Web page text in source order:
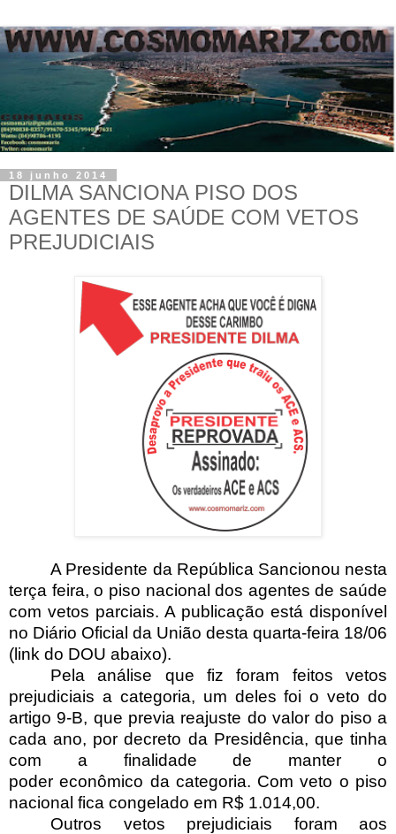
18 junho 2014
DILMA SANCIONA PISO DOS
AGENTES DE SAÚDE COM VETOS
PREJUDICIAIS
A Presidente da República Sancionou nesta
terça feira, o piso nacional dos agentes de saúde
com vetos parciais. A publicação está disponível
no Diário Oficial da União desta quarta-feira 18/06
(link do DOU abaixo).
Pela análise que fiz foram feitos vetos
prejudiciais a categoria, um deles foi o veto do
artigo 9-B, que previa reajuste do valor do piso a
cada ano, por decreto da Presidência, que tinha
com a finalidade de manter o
poder econômico da categoria. Com veto o piso
nacional fica congelado em R$ 1.014,00.
Outros vetos prejudiciais foram aos